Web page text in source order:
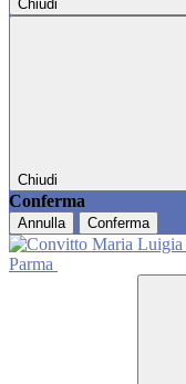
Chiudi
Chiudi
Conferma
Annulla Conferma
Parma